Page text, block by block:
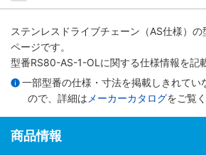
ステンレスドライブチェーン（AS仕様） の
ページです。
型番RS80-AS-1-OLに関する仕様情報を記
一部型番の仕様・寸法を掲載しきれてい
ので、詳細は メーカーカタログをご覧
商品情報